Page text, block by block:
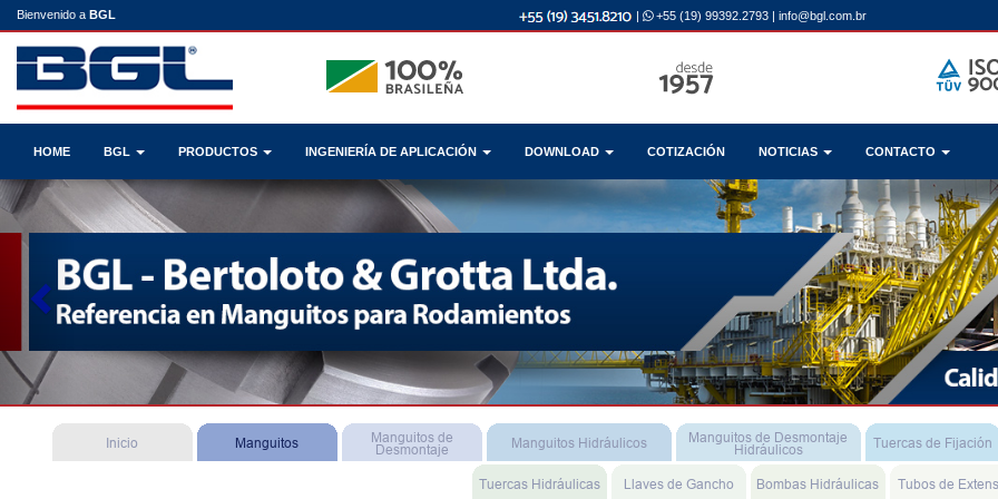
Bienvenido a BGL | +55 (19) 99392.2793 | info@bgl.com.br
HOME BGL PRODUCTOS INGENIERÍA DE APLICACIÓN DOWNLOAD COTIZACIÓN NOTICIAS CONTACTO
Previous